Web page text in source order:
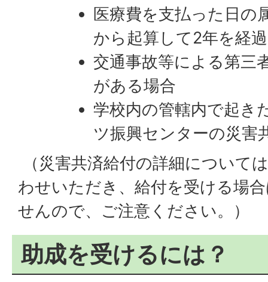
医療費を支払った日の
から起算して2年を経
交通事故等による第三
がある場合
学校内の管轄内で起き
ツ振興センターの災害
（災害共済給付の詳細について
わせいただき、給付を受ける場
せんので、ご注意ください。）
助成を受けるには？